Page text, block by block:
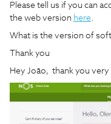
Please tell us if you can
the web version here.
What is the version of
Thank you
Hey João, thank you